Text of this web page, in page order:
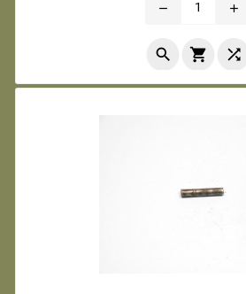
remove add
  